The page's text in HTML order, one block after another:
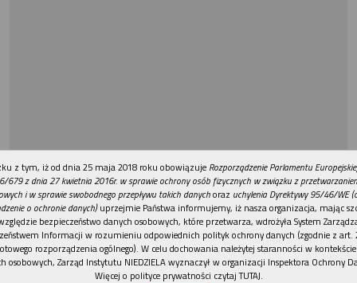
REKLAMA
z tym, iż od dnia 25 maja 2018 roku obowiązuje Rozporządzenie Parlamentu
679 z dnia 27 kwietnia 2016r. w sprawie ochrony osób fizycznych w związku z
i w sprawie swobodnego przepływu takich danychoraz uchylenia Dyrektywy 95/46/WE
o ochronie danych)uprzejmie Państwa informujemy, iż nasza organizacja, mając
bezpieczeństwo danych osobowych, które przetwarza, wdrożyła System
Informacji w rozumieniu odpowiednich polityk ochrony danych (zgodnie z art.
rozporządzenia ogólnego). W celu dochowania należytej staranności w
osobowych, Zarząd Instytutu NIEDZIELA wyznaczył w organizacji Inspektora Ochrony
Więcej o polityce prywatności czytaj TUTAJ.